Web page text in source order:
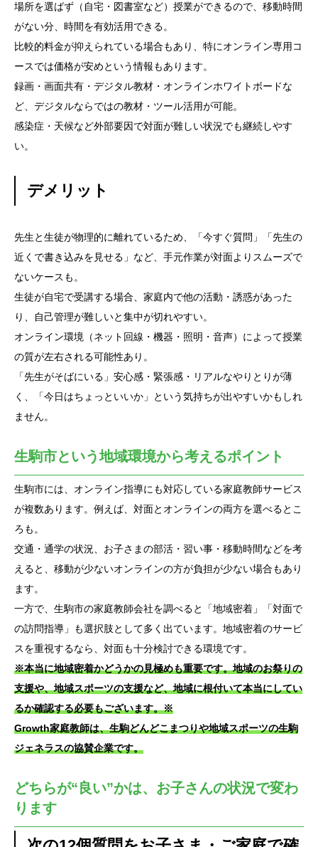
場所を選ばず（自宅・図書室など）授業ができるので、移動時間
がない分、時間を有効活用できる。
比較的料金が抑えられている場合もあり、特にオンライン専用コ
ースでは価格が安めという情報もあります。
録画・画面共有・デジタル教材・オンラインホワイトボードな
ど、デジタルならではの教材・ツール活用が可能。
感染症・天候など外部要因で対面が難しい状況でも継続しやす
い。
デメリット
先生と生徒が物理的に離れているため、「今すぐ質問」「先生の
近くで書き込みを見せる」など、手元作業が対面よりスムーズで
ないケースも。
生徒が自宅で受講する場合、家庭内で他の活動・誘惑があった
り、自己管理が難しいと集中が切れやすい。
オンライン環境（ネット回線・機器・照明・音声）によって授業
の質が左右される可能性あり。
「先生がそばにいる」安心感・緊張感・リアルなやりとりが薄
く、「今日はちょっといいか」という気持ちが出やすいかもしれ
ません。
生駒市という地域環境から考えるポイント
生駒市には、オンライン指導にも対応している家庭教師サービス
が複数あります。例えば、対面とオンラインの両方を選べるとこ
ろも。
交通・通学の状況、お子さまの部活・習い事・移動時間などを考
えると、移動が少ないオンラインの方が負担が少ない場合もあり
ます。
一方で、生駒市の家庭教師会社を調べると「地域密着」「対面で
の訪問指導」も選択肢として多く出ています。地域密着のサービ
スを重視するなら、対面も十分検討できる環境です。
※本当に地域密着かどうかの見極めも重要です。地域のお祭りの
支援や、地域スポーツの支援など、地域に根付いて本当にしてい
るか確認する必要もございます。※
Growth家庭教師は、生駒どんどこまつりや地域スポーツの生駒
ジェネラスの協賛企業です。
どちらが“良い”かは、お子さんの状況で変わ
ります